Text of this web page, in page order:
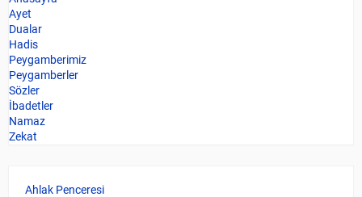
Ayet
Dualar
Hadis
Peygamberimiz
Peygamberler
Sözler
İbadetler
Namaz
Zekat
Ahlak Penceresi